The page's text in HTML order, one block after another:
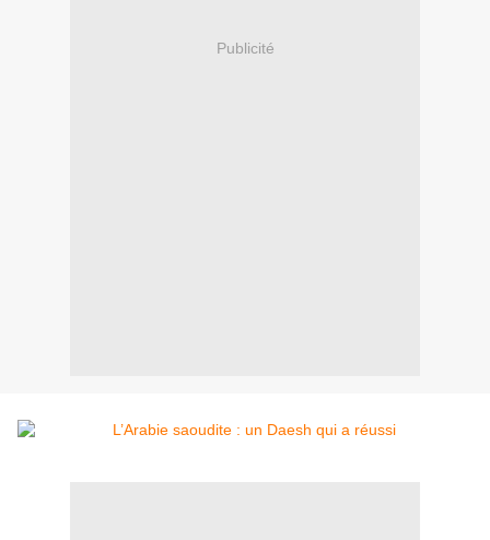
Publicité